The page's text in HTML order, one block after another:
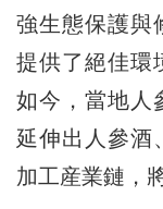
強生態保護與
提供了絕佳環
如今，當地人
延伸出人參酒
加工産業鏈，